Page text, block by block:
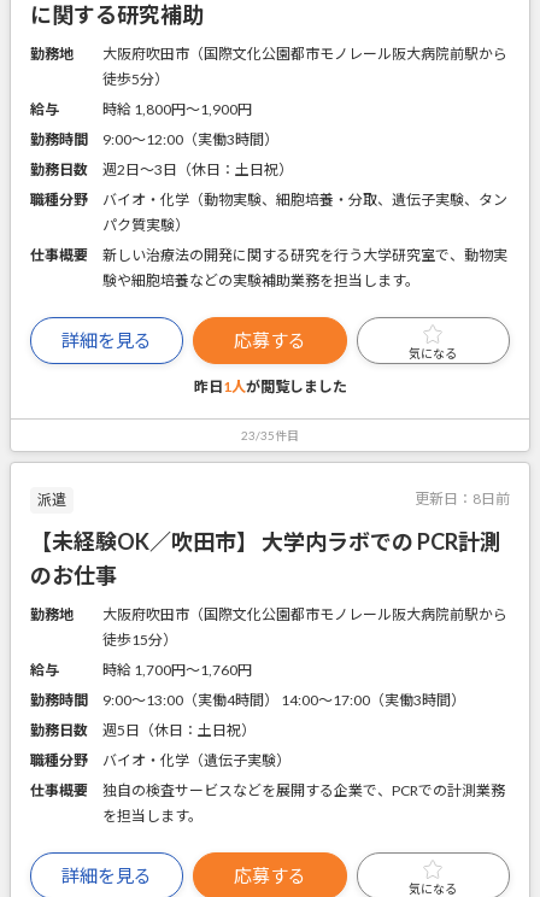
に関する研究補助
勤務地
大阪府吹田市（国際文化公園都市モノレール阪大病院前駅から
徒歩5分）
給与
時給 1,800円〜1,900円
勤務時間
9:00～12:00（実働3時間）
勤務日数
週2日～3日（休日：土日祝）
職種分野
バイオ・化学（動物実験、細胞培養・分取、遺伝子実験、タン
パク質実験）
仕事概要
新しい治療法の開発に関する研究を行う大学研究室で、動物実
験や細胞培養などの実験補助業務を担当します。
詳細を見る 応募する
気になる
昨日1人が閲覧しました
23/35件目
派遣 更新日： 8日前
【未経験OK／吹田市】 大学内ラボでの PCR計測
のお仕事
勤務地
大阪府吹田市（国際文化公園都市モノレール阪大病院前駅から
徒歩15分）
給与
時給 1,700円〜1,760円
勤務時間
9:00～13:00（実働4時間） 14:00～17:00（実働3時間）
勤務日数
週5日（休日：土日祝）
職種分野
バイオ・化学（遺伝子実験）
仕事概要
独自の検査サービスなどを展開する企業で、PCRでの計測業務
を担当します。
詳細を見る 応募する
気になる